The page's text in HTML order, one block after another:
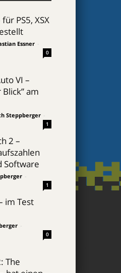
PS5, XSX
Essner
0
VI –
am
Steppberger
1
2 –
Software
1
im Test
0
The